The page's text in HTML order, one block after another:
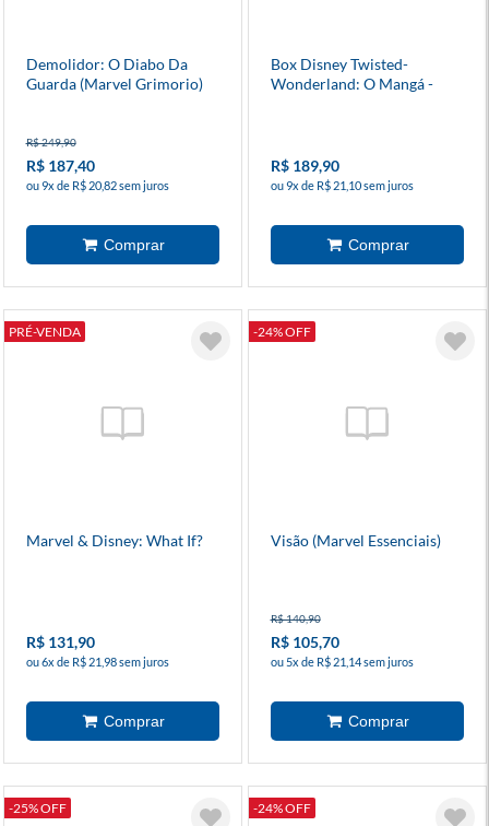
Demolidor: O Diabo Da
Guarda (Marvel Grimorio)
R$ 249,90
R$ 187,40
ou 9x de R$ 20,82 sem juros
Box Disney Twisted-
Wonderland: O Mangá -
R$ 189,90
ou 9x de R$ 21,10 sem juros
PRÉ-VENDA
Marvel & Disney: What If?
R$ 131,90
ou 6x de R$ 21,98 sem juros
-24% OFF
Visão (Marvel Essenciais)
R$ 140,90
R$ 105,70
ou 5x de R$ 21,14 sem juros
-25% OFF -24% OFF